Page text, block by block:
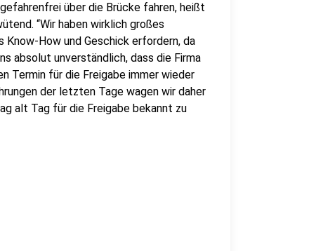
über die Brücke fahren, heißt
“Wir haben wirklich großes
How und Geschick erfordern, da
absolut unverständlich, dass die Firma
Termin für die Freigabe immer wieder
der letzten Tage wagen wir daher
alt Tag für die Freigabe bekannt zu